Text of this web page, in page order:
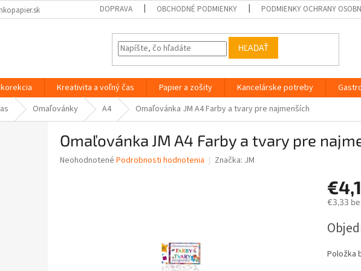
DOPRAVA OBCHODNÉ PODMIENKY PODMIENKY OCHRANY
HĽADAŤ
Kreativita a voľný čas Papier a zošity Kancelárske potreby
Omaľovánky A4 Omaľovánka JM A4 Farby a tvary pre najmenších
Omaľovánka JM A4 Farby a tvary pre
Priemerné
Neohodnotené Podrobnosti hodnotenia Značka: JM
€3,33
cena:
Položka